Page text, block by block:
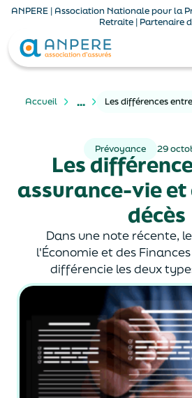
ANPERE | Association Nationale pour la
Retraite | Partenaire
Accueil ...
Prévoyance 29
Les
assurance-vie
décès
Dans une note récente,
l'Économie et des
différencie les deux